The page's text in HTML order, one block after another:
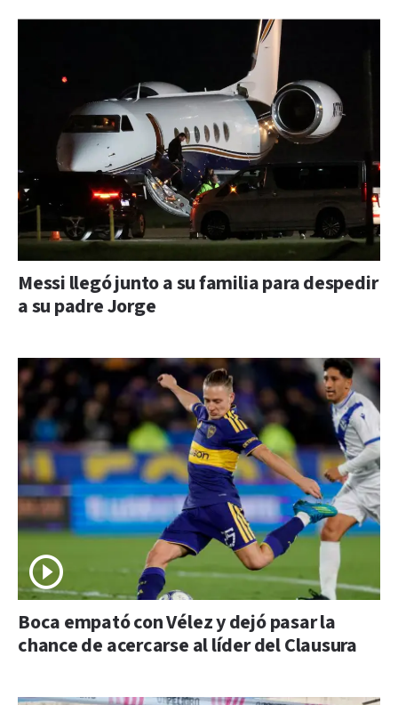
Messi llegó junto a su familia para despedir
a su padre Jorge
Boca empató con Vélez y dejó pasar la
chance de acercarse al líder del Clausura